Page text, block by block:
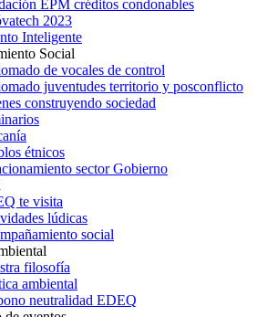
EPM créditos condonables
2023
Inteligente
Social
de vocales de control
juventudes territorio y posconflicto
construyendo sociedad
étnicos
sector Gobierno
te visita
lúdicas
social
filosofía
ambiental
neutralidad EDEQ